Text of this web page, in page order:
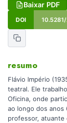
Baixar PDF
DOI
resumo
Flávio Império
teatral. Ele
Oficina, onde
ao longo dos anos
professor, atuante